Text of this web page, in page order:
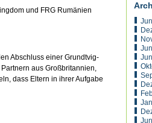
und FRG Rumänien
Abschluss einer Grundtvig-
aus Großbritannien,
dass Eltern in ihrer Aufgabe